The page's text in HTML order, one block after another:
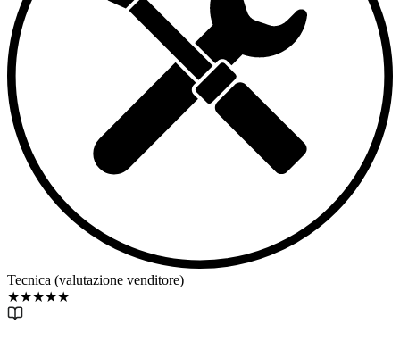
Tecnica (valutazione venditore)
★★★★★